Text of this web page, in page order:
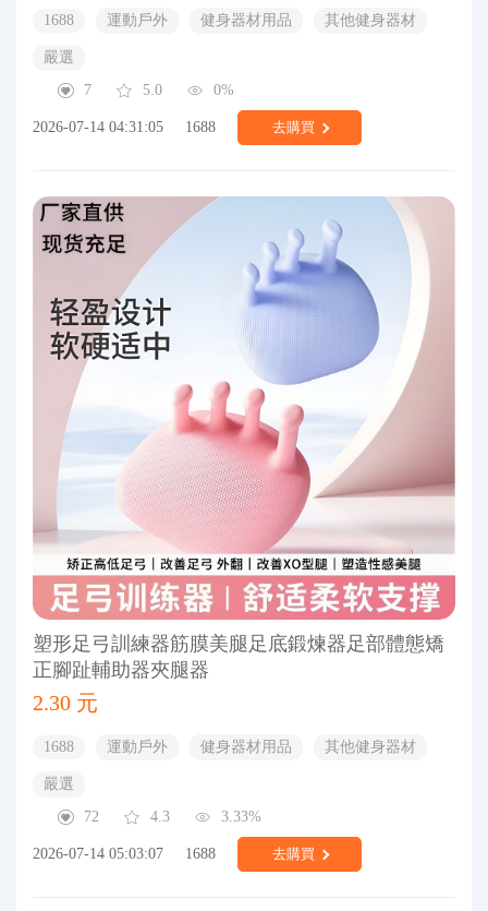
1688 運動戶外 健身器材用品 其他健身器材
嚴選
7
5.0 0%
2026-07-14 04:31:05 1688 去購買
塑形足弓訓練器筋膜美腿足底鍛煉器足部體態矯
正腳趾輔助器夾腿器
2.30 元
1688 運動戶外 健身器材用品 其他健身器材
嚴選
72
4.3 3.33%
2026-07-14 05:03:07 1688 去購買